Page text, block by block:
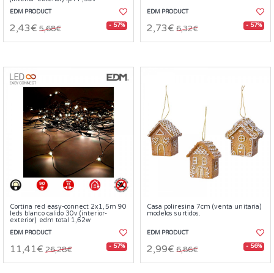
EDM PRODUCT
2,43€ 5,68€ - 57%
EDM PRODUCT
2,73€ 6,32€ - 57%
Cortina red easy-connect 2x1,5m 90
leds blanco calido 30v (interior-
exterior) edm total 1,62w
EDM PRODUCT
11,41€ 26,28€ - 57%
Casa poliresina 7cm (venta unitaria)
modelos surtidos.
EDM PRODUCT
2,99€ 6,86€ - 56%